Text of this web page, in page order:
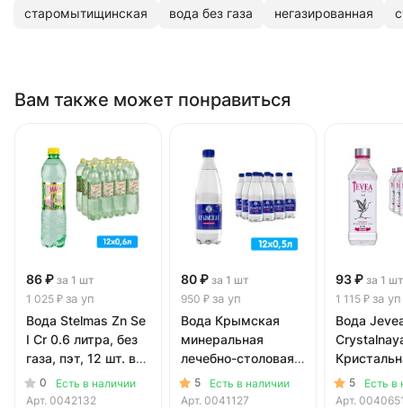
старомытищинская вода без газа негазированная
Вам также может понравиться
86 ₽ за 1 шт
1 025 ₽ за уп
Вода Stelmas Zn Se
I Cr 0.6 литра, без
газа, пэт, 12 шт. в
уп.0
Есть в наличии
Арт. 0042132
80 ₽ за 1 шт
950 ₽ за уп
Вода Крымская
минеральная
лечебно-столовая
0.5 литра, газ, пэт,
12 шт. в уп.
5
Есть в наличии
Арт. 0041127
93 ₽ за 1 шт
1 115 ₽ за уп
Вода
литра, без
пэт, 12
5
Есть в
Арт.